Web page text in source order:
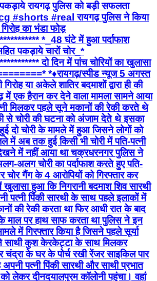
पकड़ाये रायगढ़ पुलिस को बड़ी सफलता
#shorts #real रायगढ़ पुलिस ने किया
गिरोह का भंडा फोड़
*_48 घंटे में हुआ पर्दाफाश
पकड़ाये चारों चोर_*
दो दिन में पांच चोरियों का खुलासा
*♦रायगढ़/स्पीड न्यूज 5 अगस्त
या अकेले शातिर बदमाशों द्वारा ही की
में एक हैरान कर देने वाला मामला सामने आया
मिलकर पहले सूने मकानों की रेकी करते थे
से चोरी की घटना को अंजाम देते थे इसका
हुई दो चोरी के मामले में हुआ जिसने लोगों को
में अब तक हुई किसी भी चोरी में पति-पत्नी
में नहीं आया था चक्रधरनगर पुलिस ने
अलग चोरी का पर्दाफाश करते हुए पति-
चोर गैंग के 4 आरोपियों को गिरफ्तार कर
हुआ कि निगरानी बदमाश शिव सारथी
पत्नी पिंकी सारथी के साथ पहले इलाकों में
की रेकी करता था फिर आधी रात के बाद
माल पर हाथ साफ करता था पुलिस ने इन
में गिरफ्तार किया है जिसने पहले ​सूर्या
साथी कुश केरकेट्टा के साथ मिलकर
चंद्रा के घर के पोर्च रखी रेंजर साइकिल पार
पत्नी पिंकी सारथी और साथी प्रभात
को लेकर दीनदयालपुरम कॉलोनी पहुंचा। वहां